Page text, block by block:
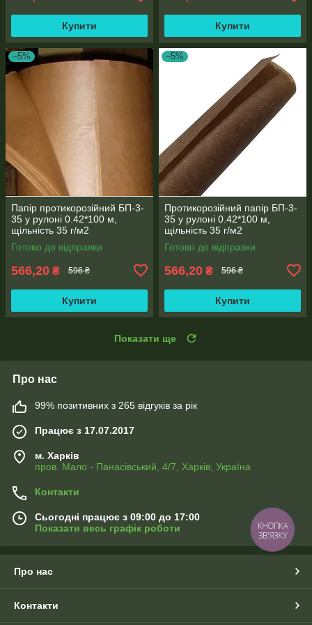
Купити Купити
–5%
Папір протикорозійний БП-3-
35 у рулоні 0.42*100 м,
щільність 35 г/м2
Готово до відправки
566,20 ₴ 596 ₴
Купити
–5%
Протикорозійний папір БП-3-
35 у рулоні 0.42*100 м,
щільність 35 г/м2
Готово до відправки
566,20 ₴ 596 ₴
Купити
Показати ще
Про нас
99% позитивних з 265 відгуків за рік
Працює з 17.07.2017
м. Харків
пров. Мало - Панасівський, 4/7, Харків, Україна
Контакти
Сьогодні працює з 09:00 до 17:00
Показати весь графік роботи
Про нас
Контакти
КНОПКА
ЗВ'ЯЗКУ